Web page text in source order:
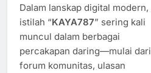
Dalam lanskap digital modern,
istilah “KAYA787” sering kali
muncul dalam berbagai
percakapan daring—mulai dari
forum komunitas, ulasan